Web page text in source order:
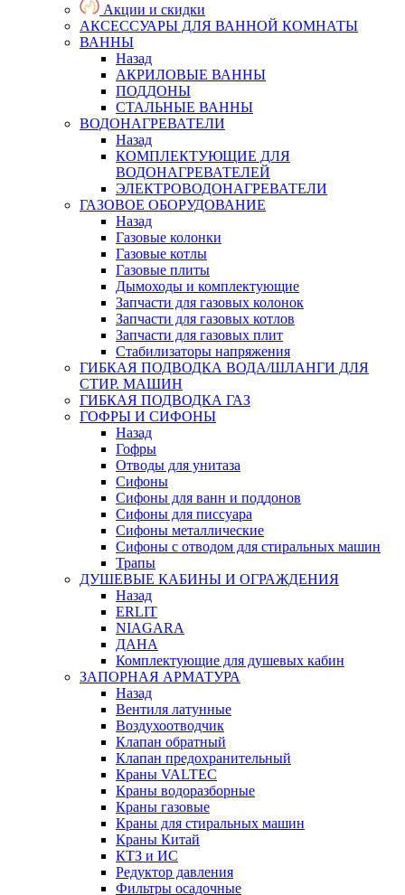
Акции и скидки
АКСЕССУАРЫ ДЛЯ ВАННОЙ КОМНАТЫ
ВАННЫ
Назад
АКРИЛОВЫЕ ВАННЫ
ПОДДОНЫ
СТАЛЬНЫЕ ВАННЫ
ВОДОНАГРЕВАТЕЛИ
Назад
КОМПЛЕКТУЮЩИЕ ДЛЯ
ВОДОНАГРЕВАТЕЛЕЙ
ЭЛЕКТРОВОДОНАГРЕВАТЕЛИ
ГАЗОВОЕ ОБОРУДОВАНИЕ
Назад
Газовые колонки
Газовые котлы
Газовые плиты
Дымоходы и комплектующие
Запчасти для газовых колонок
Запчасти для газовых котлов
Запчасти для газовых плит
Стабилизаторы напряжения
ГИБКАЯ ПОДВОДКА ВОДА/ШЛАНГИ ДЛЯ
СТИР. МАШИН
ГИБКАЯ ПОДВОДКА ГАЗ
ГОФРЫ И СИФОНЫ
Назад
Гофры
Отводы для унитаза
Сифоны
Сифоны для ванн и поддонов
Сифоны для писсуара
Сифоны металлические
Сифоны с отводом для стиральных машин
Трапы
ДУШЕВЫЕ КАБИНЫ И ОГРАЖДЕНИЯ
Назад
ERLIT
NIAGARA
ДАНА
Комплектующие для душевых кабин
ЗАПОРНАЯ АРМАТУРА
Назад
Вентиля латунные
Воздухоотводчик
Клапан обратный
Клапан предохранительный
Краны VALTEC
Краны водоразборные
Краны газовые
Краны для стиральных машин
Краны Китай
КТЗ и ИС
Редуктор давления
Фильтры осадочные